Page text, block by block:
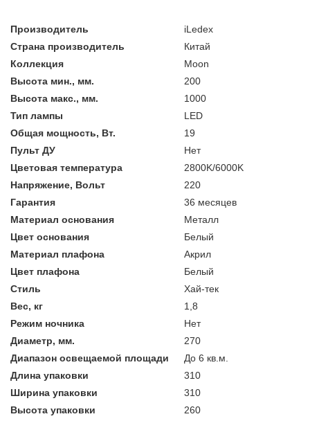
Производитель
iLedex
Страна производитель
Китай
Коллекция
Moon
Высота мин., мм.
200
Высота макс., мм.
1000
Тип лампы
LED
Общая мощность, Вт.
19
Пульт ДУ
Нет
Цветовая температура
2800K/6000K
Напряжение, Вольт
220
Гарантия
36 месяцев
Материал основания
Металл
Цвет основания
Белый
Материал плафона
Акрил
Цвет плафона
Белый
Стиль
Хай-тек
Вес, кг
1,8
Режим ночника
Нет
Диаметр, мм.
270
Диапазон освещаемой площади
До 6 кв.м.
Длина упаковки
310
Ширина упаковки
310
Высота упаковки
260